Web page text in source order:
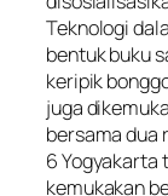
Teknologi
bentuk buku
keripik
juga
bersama dua
6 Yogyakarta
kemukakan